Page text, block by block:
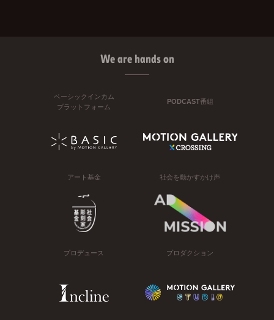
We are hands on
ベーシックインカム
プラットフォーム
PODCAST番組
アート基金 社会を動かすかけ声
プロデュース プロダクション